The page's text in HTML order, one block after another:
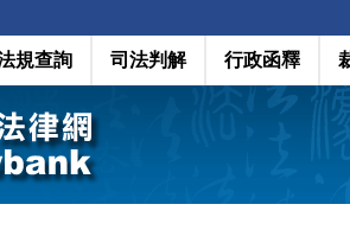
規查詢 司法判解 行政函釋